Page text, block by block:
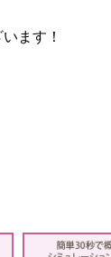
ます！